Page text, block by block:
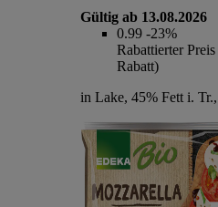
Gültig ab 13.08.2026
0.99 -23%
Rabattierter
Rabatt)
in Lake, 45% Fett i.